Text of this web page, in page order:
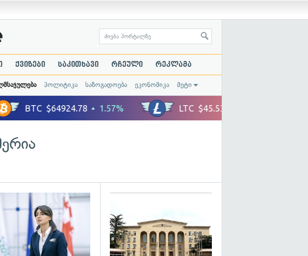
ქვიზები საკითხავი რჩეული რეკლამა
პოლიტიკა საზოგადოება ეკონომიკა მეტი